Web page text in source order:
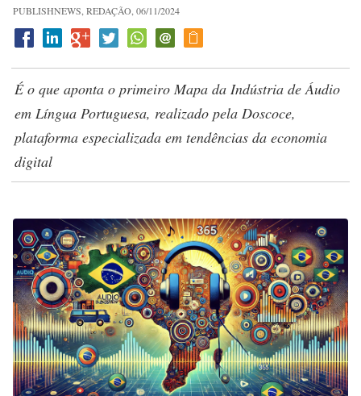
PUBLISHNEWS, REDAÇÃO, 06/11/2024
É o que aponta o primeiro Mapa da Indústria de Áudio
em Língua Portuguesa, realizado pela Doscoce,
plataforma especializada em tendências da economia
digital